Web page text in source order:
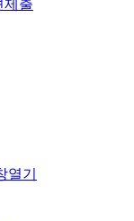
제출